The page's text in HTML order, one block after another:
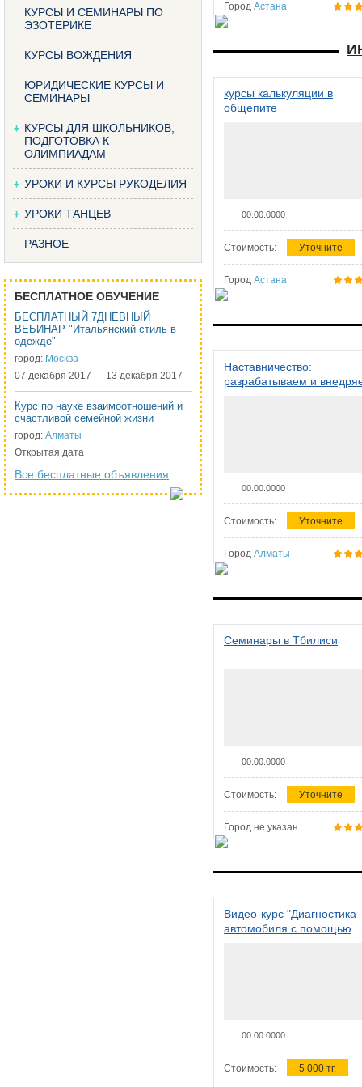
КУРСЫ И СЕМИНАРЫ ПО
ЭЗОТЕРИКЕ
КУРСЫ ВОЖДЕНИЯ
ЮРИДИЧЕСКИЕ КУРСЫ И
СЕМИНАРЫ
КУРСЫ ДЛЯ ШКОЛЬНИКОВ,
ПОДГОТОВКА К
ОЛИМПИАДАМ
УРОКИ И КУРСЫ РУКОДЕЛИЯ
УРОКИ ТАНЦЕВ
РАЗНОЕ
БЕСПЛАТНОЕ ОБУЧЕНИЕ
БЕСПЛАТНЫЙ 7ДНЕВНЫЙ
ВЕБИНАР "Итальянский стиль в
одежде"
город: Москва
07 декабря 2017 — 13 декабря 2017
Курс по науке взаимоотношений и
счастливой семейной жизни
город: Алматы
Открытая дата
Все бесплатные объявления
Город Астана
курсы калькуляции в
общепите
00.00.0000
Стоимость: Уточните
Город Астана
Наставничество:
разрабатываем и
00.00.0000
Стоимость: Уточните
Город Алматы
Семинары в Тбилиси
00.00.0000
Стоимость: Уточните
Город не указан
Видео-курс "Диагностика
автомобиля с помощью
00.00.0000
Стоимость: 5 000 тг.